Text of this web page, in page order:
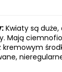
Kwiaty są
Mają
kremowym